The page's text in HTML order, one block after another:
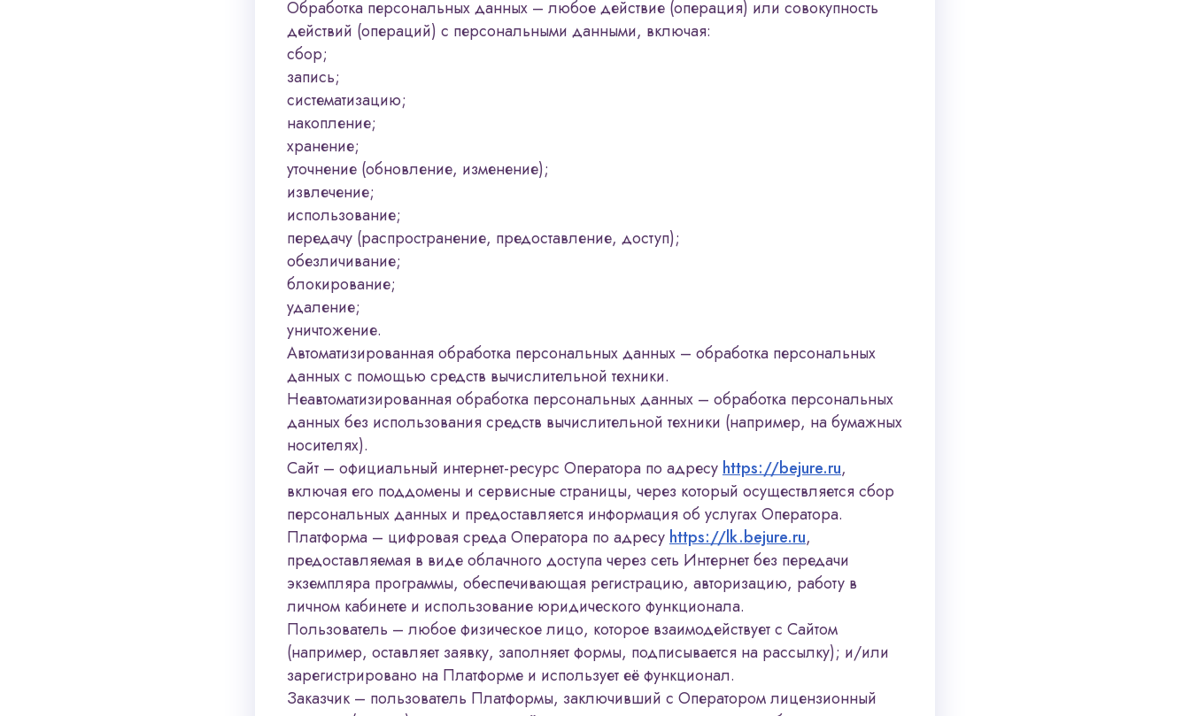
Обработка персональных данных – любое действие (операция) или совокупность
действий (операций) с персональными данными, включая:
сбор;
запись;
систематизацию;
накопление;
хранение;
уточнение (обновление, изменение);
извлечение;
использование;
передачу (распространение, предоставление, доступ);
обезличивание;
блокирование;
удаление;
уничтожение.
Автоматизированная обработка персональных данных – обработка персональных
данных с помощью средств вычислительной техники.
Неавтоматизированная обработка персональных данных – обработка персональных
данных без использования средств вычислительной техники (например, на бумажных
носителях).
Сайт – официальный интернет-ресурс Оператора по адресу https://bejure.ru,
включая его поддомены и сервисные страницы, через который осуществляется сбор
персональных данных и предоставляется информация об услугах Оператора.
Платформа – цифровая среда Оператора по адресу https://lk.bejure.ru,
предоставляемая в виде облачного доступа через сеть Интернет без передачи
экземпляра программы, обеспечивающая регистрацию, авторизацию, работу в
личном кабинете и использование юридического функционала.
Пользователь – любое физическое лицо, которое взаимодействует с Сайтом
(например, оставляет заявку, заполняет формы, подписывается на рассылку); и/или
зарегистрировано на Платформе и использует её функционал.
Заказчик – пользователь Платформы, заключивший с Оператором лицензионный